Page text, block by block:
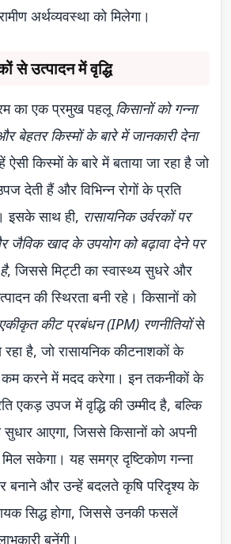
अर्थव्यवस्था को मिलेगा।
से उत्पादन में वृद्धि
का एक प्रमुख पहलू किसानों को गन्ना
बेहतर किस्मों के बारे में जानकारी देना
ऐसी किस्मों के बारे में बताया जा रहा है जो
देती हैं और विभिन्न रोगों के प्रति
इसके साथ ही, रासायनिक उर्वरकों पर
जैविक खाद के उपयोग को बढ़ावा देने पर
, जिससे मिट्टी का स्वास्थ्य सुधरे और
की स्थिरता बनी रहे। किसानों को
कीट प्रबंधन (IPM) रणनीतियोंसे
रहा है, जो रासायनिक कीटनाशकों के
कम करने में मदद करेगा। इन तकनीकों के
एकड़ उपज में वृद्धि की उम्मीद है, बल्कि
सुधार आएगा, जिससे किसानों को अपनी
सकेगा। यह समग्र दृष्टिकोण गन्ना
बनाने और उन्हें बदलते कृषि परिदृश्य के
सिद्ध होगा, जिससे उनकी फसलें
बनेंगी।